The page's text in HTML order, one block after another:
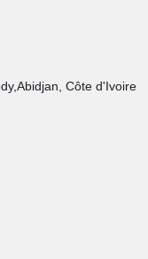
Côte d'Ivoire